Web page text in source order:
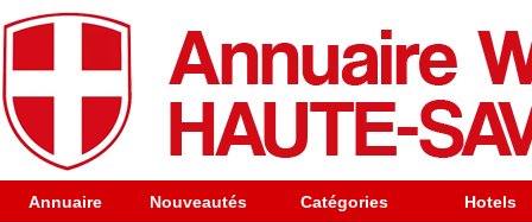
Annuaire Nouveautés Catégories Hotels